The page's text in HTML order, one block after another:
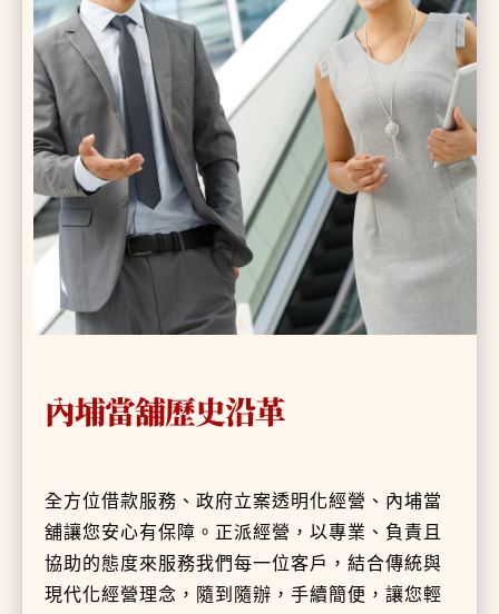
內埔當舖歷史沿革
全方位借款服務、政府立案透明化經營、內埔當
舖讓您安心有保障。正派經營，以專業、負責且
協助的態度來服務我們每一位客戶，結合傳統與
現代化經營理念，隨到隨辦，手續簡便，讓您輕